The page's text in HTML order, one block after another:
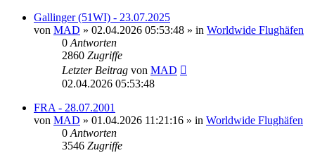
Gallinger (51WI) - 23.07.2025
von MAD » 02.04.2026 05:53:48 » in Worldwide Flughäfen
0 Antworten
2860 Zugriffe
Letzter Beitrag von MAD
02.04.2026 05:53:48
FRA - 28.07.2001
von MAD » 01.04.2026 11:21:16 » in Worldwide Flughäfen
0 Antworten
3546 Zugriffe